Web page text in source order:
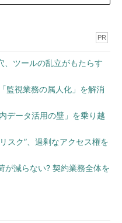
PR
、ツールの乱立がもたらす
監視業務の属人化」を解消
データ活用の壁」を乗り越
スク”、過剰なアクセス権を
が減らない? 契約業務全体を